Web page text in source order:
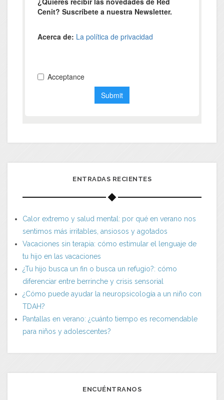
ENTRADAS RECIENTES
Calor extremo y salud mental: por qué en verano nos
sentimos más irritables, ansiosos y agotados
Vacaciones sin terapia: cómo estimular el lenguaje de
tu hijo en las vacaciones
¿Tu hijo busca un fin o busca un refugio?: cómo
diferenciar entre berrinche y crisis sensorial
¿Cómo puede ayudar la neuropsicología a un niño con
TDAH?
Pantallas en verano: ¿cuánto tiempo es recomendable
para niños y adolescentes?
ENCUÉNTRANOS